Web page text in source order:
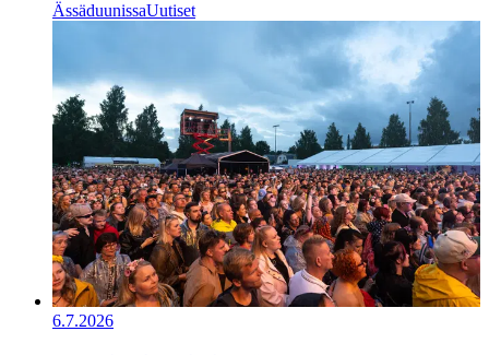
ÄssäduunissaUutiset
6.7.2026